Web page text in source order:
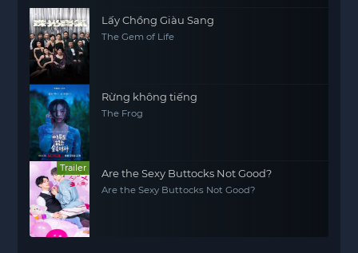
Lấy Chồng Giàu Sang
The Gem of Life
Rừng không tiếng
The Frog
Trailer Are the Sexy Buttocks Not Good?
Are the Sexy Buttocks Not Good?